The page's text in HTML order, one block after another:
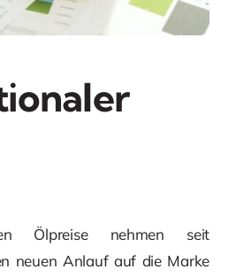
Ölpreise nehmen seit
neuen Anlauf auf die Marke